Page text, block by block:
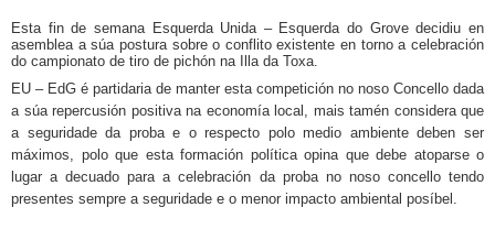
Esta fin de semana Esquerda Unida – Esquerda do Grove decidiu en
asemblea a súa postura sobre o conflito existente en torno a celebración
do campionato de tiro de pichón na Illa da Toxa.
EU – EdG é partidaria de manter esta competición no noso Concello dada
a súa repercusión positiva na economía local, mais tamén considera que
a seguridade da proba e o respecto polo medio ambiente deben ser
máximos, polo que esta formación política opina que debe atoparse o
lugar a decuado para a celebración da proba no noso concello tendo
presentes sempre a seguridade e o menor impacto ambiental posíbel.